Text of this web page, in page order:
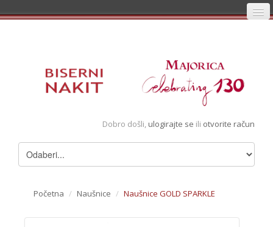
Registracija
Pregledani artikli
Dobro došli, ulogirajte se ili otvorite račun
Početna / Naušnice / Naušnice GOLD SPARKLE